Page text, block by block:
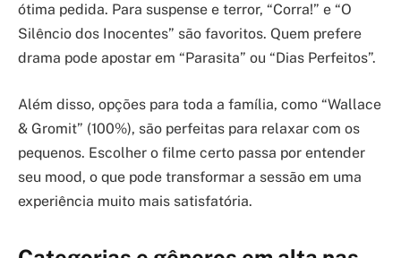
ótima pedida. Para suspense e terror, “Corra!” e “O
Silêncio dos Inocentes” são favoritos. Quem prefere
drama pode apostar em “Parasita” ou “Dias Perfeitos”.
Além disso, opções para toda a família, como “Wallace
& Gromit” (100%), são perfeitas para relaxar com os
pequenos. Escolher o filme certo passa por entender
seu mood, o que pode transformar a sessão em uma
experiência muito mais satisfatória.